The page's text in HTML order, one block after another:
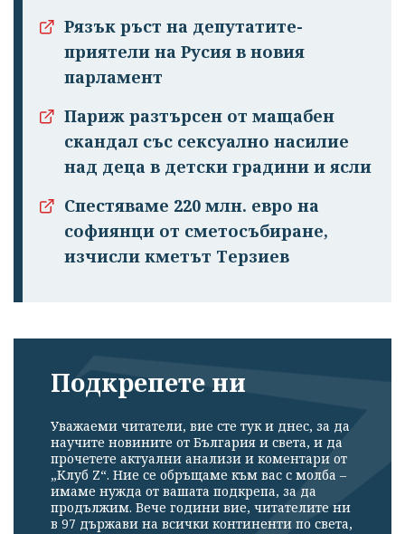
Рязък ръст на депутатите-
приятели на Русия в новия
парламент
Париж разтърсен от мащабен
скандал със сексуално насилие
над деца в детски градини и ясли
Спестяваме 220 млн. евро на
софиянци от сметосъбиране,
изчисли кметът Терзиев
Подкрепете ни
Уважаеми читатели, вие сте тук и днес, за да
научите новините от България и света, и да
прочетете актуални анализи и коментари от
„Клуб Z“. Ние се обръщаме към вас с молба –
имаме нужда от вашата подкрепа, за да
продължим. Вече години вие, читателите ни
в 97 държави на всички континенти по света,